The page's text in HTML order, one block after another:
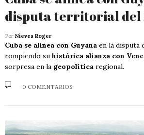
disputa territorial del
Por Nieves Roger
Cuba se alinea con Guyana en la disputa
rompiendo su histórica alianza con
sorpresa en la geopolítica regional.
0 COMENTARIOS